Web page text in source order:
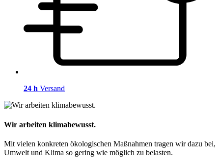
24 h Versand
Wir arbeiten klimabewusst.
Mit vielen konkreten ökologischen Maßnahmen tragen wir dazu bei,
Umwelt und Klima so gering wie möglich zu belasten.